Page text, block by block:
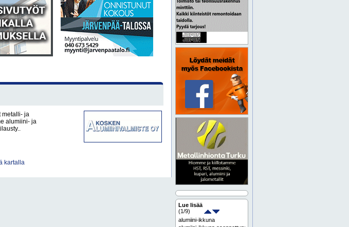
metalli- ja
alumiini- ja
kartalla
Lue lisää
(1/9)
alumiini-ikkuna